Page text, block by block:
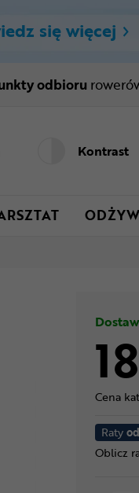
się więcej
odbioru
Kontrast
Cena
Raty
Oblicz